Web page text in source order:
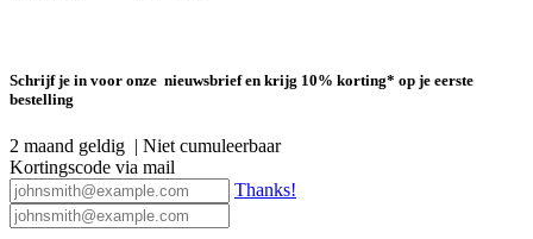
Schrijf je in voor onze nieuwsbrief en krijg 10% korting* op je eerste
bestelling
2 maand geldig | Niet cumuleerbaar
Kortingscode via mail
Thanks!